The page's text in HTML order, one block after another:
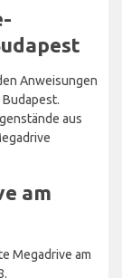
Anweisungen
aus
am
Megadrive am